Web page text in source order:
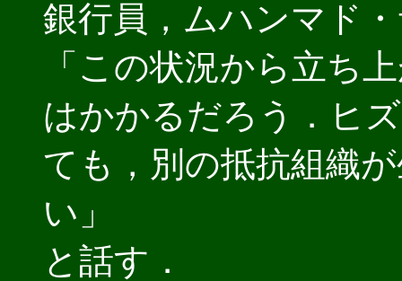
銀行員，ムハンマド
「この状況から立ち
はかかるだろう．ヒ
ても，別の抵抗組織
い」
と話す．